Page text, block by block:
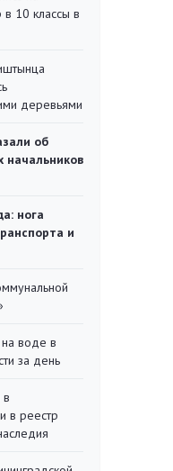
10 классы в
деревьями
об
начальников
нога
и
воде в
за день
в реестр